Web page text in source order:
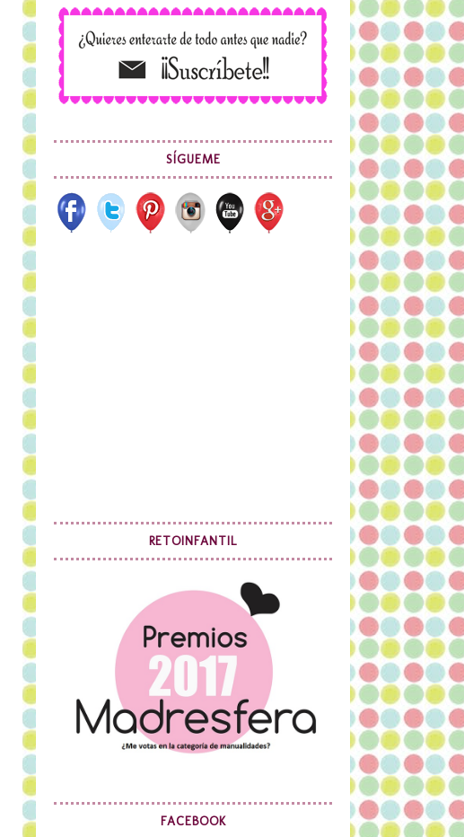
SÍGUEME
RETOINFANTIL
FACEBOOK